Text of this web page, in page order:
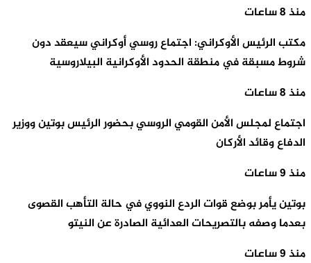
منذ 8 ساعات
مكتب الرئيس الأوكراني: اجتماع روسي أوكراني سيعقد دون
شروط مسبقة في منطقة الحدود الأوكرانية البيلاروسية
منذ 8 ساعات
اجتماع لمجلس الأمن القومي الروسي بحضور الرئيس بوتين ووزير
الدفاع وقائد الأركان
منذ 9 ساعات
بوتين يأمر بوضع قوات الردع النووي في حالة التأهب القصوى
بعدما وصفه بالتصريحات العدائية الصادرة عن النيتو
منذ 9 ساعات